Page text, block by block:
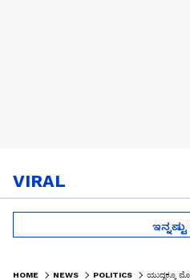
VIRAL
HOME NEWS POLITICS